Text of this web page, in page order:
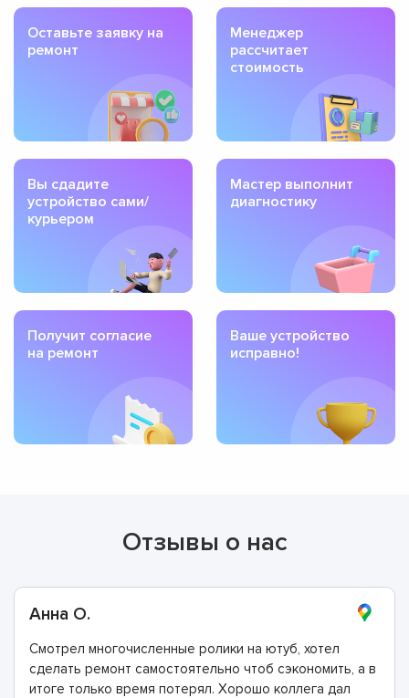
Оставьте заявку на
ремонт
Менеджер
рассчитает
стоимость
Вы сдадите
устройство сами/
курьером
Мастер выполнит
диагностику
Получит согласие
на ремонт
Ваше устройство
исправно!
Отзывы о нас
Анна О.
Смотрел многочисленные ролики на ютуб, хотел
сделать ремонт самостоятельно чтоб сэкономить, а в
итоге только время потерял. Хорошо коллега дал